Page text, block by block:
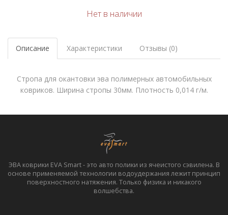
Нет в наличии
Описание Характеристики Отзывы (0)
Стропа для окантовки эва полимерных автомобильных
ковриков. Ширина стропы 30мм. Плотность 0,014 г/м.
ЭВА коврики EVA Smart - это авто полики из ячеистого сэвилена. В
основе применяемой технологии водоудержания лежит принцип
поверхностного натяжения. Только физика и никакого
волшебства.